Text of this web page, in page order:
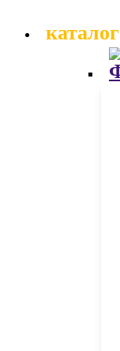
каталог